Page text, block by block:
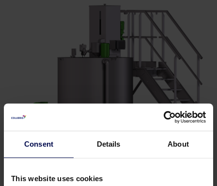
Consent Details About
This website uses cookies
PolyMaster –
Aufbereitungsanlage für